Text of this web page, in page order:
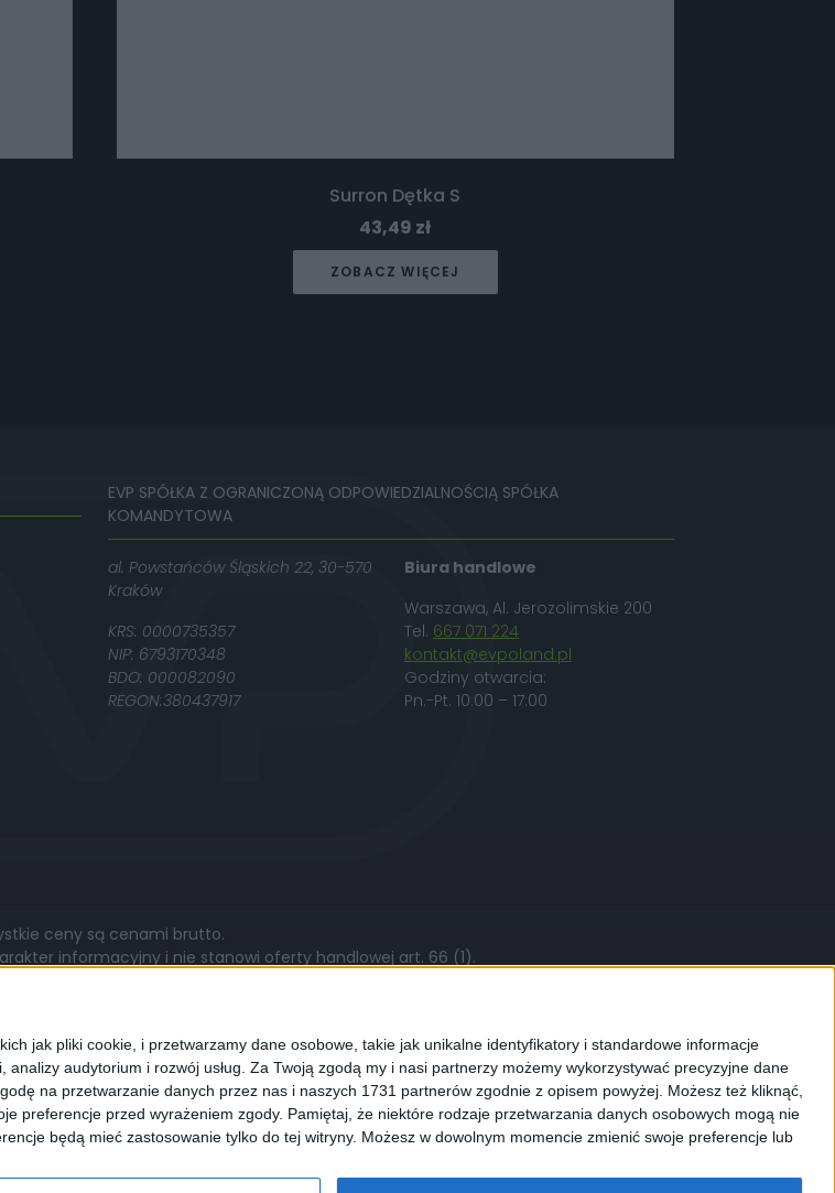
jak pliki cookie, i przetwarzamy dane osobowe, takie jak unikalne identyfikatory i standardowe informacje
audytorium i rozwój usług. Za Twoją zgodą my i nasi partnerzy możemy wykorzystywać precyzyjne dane
na przetwarzanie danych przez nas i naszych 1731 partnerów zgodnie z opisem powyżej. Możesz też kliknąć,
preferencje przed wyrażeniem zgody. Pamiętaj, że niektóre rodzaje przetwarzania danych osobowych mogą nie
będą mieć zastosowanie tylko do tej witryny. Możesz w dowolnym momencie zmienić swoje preferencje lub
Surron Dętka S
43,49 zł
ZOBACZ WIĘCEJ
EVP SPÓŁKA Z OGRANICZONĄ ODPOWIEDZIALNOŚCIĄ SPÓŁKA
KOMANDYTOWA
al. Powstańców Śląskich 22, 30-570
Kraków
KRS: 0000735357
NIP: 6793170348
BDO: 000082090
REGON:380437917
Biura handlowe
Warszawa, Al. Jerozolimskie 200
Tel. 667 071 224
kontakt@evpoland.pl
Godziny otwarcia:
Pn.-Pt. 10:00 – 17:00
ceny są cenami brutto.
informacyjny i nie stanowi oferty handlowej art. 66 (1).
zgodę na wykorzystywanie przez nas plików cookies. Używamy ich do
obsługi stron internetowych można zmienić ustawienia dotyczące
cookies.